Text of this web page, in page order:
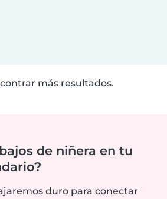
más resultados.
de niñera en tu
duro para conectar